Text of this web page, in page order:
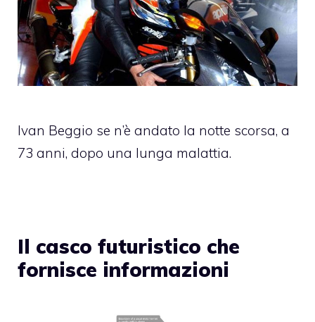
Ivan Beggio se n’è andato la notte scorsa, a
73 anni, dopo una lunga malattia.
Il casco futuristico che
fornisce informazioni